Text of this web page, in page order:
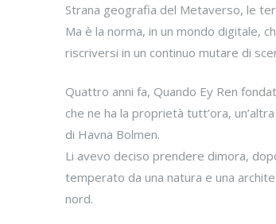
Strana geografia del Metaverso, le
Ma è la norma, in un mondo digitale,
riscriversi in un continuo mutare di
Quattro anni fa, Quando Ey Ren
che ne ha la proprietà tutt’ora,
di Havna Bolmen.
Li avevo deciso prendere dimora,
temperato da una natura e una
nord.